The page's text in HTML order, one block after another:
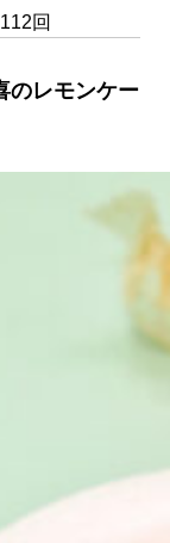
回
のレモンケー